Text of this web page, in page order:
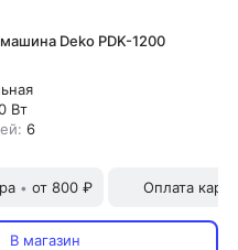
Deko PDK-1200
Вт
6
• от 800 ₽ Оплата
В магазин